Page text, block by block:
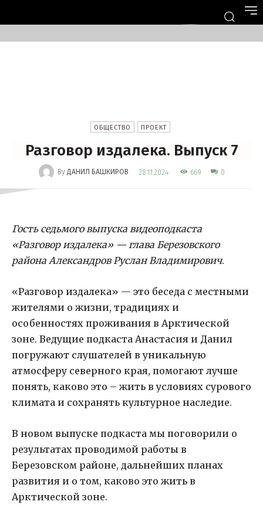
ОБЩЕСТВО ПРОЕКТ
Разговор издалека. Выпуск 7
By ДАНИЛ БАШКИРОВ 28.11.2024 669 0
Гость седьмого выпуска видеоподкаста
«Разговор издалека» — глава Березовского
района Александров Руслан Владимирович.
«Разговор издалека» — это беседа с местными
жителями о жизни, традициях и
особенностях проживания в Арктической
зоне. Ведущие подкаста Анастасия и Данил
погружают слушателей в уникальную
атмосферу северного края, помогают лучше
понять, каково это – жить в условиях сурового
климата и сохранять культурное наследие.
В новом выпуске подкаста мы поговорили о
результатах проводимой работы в
Березовском районе, дальнейших планах
развития и о том, каково это жить в
Арктической зоне.